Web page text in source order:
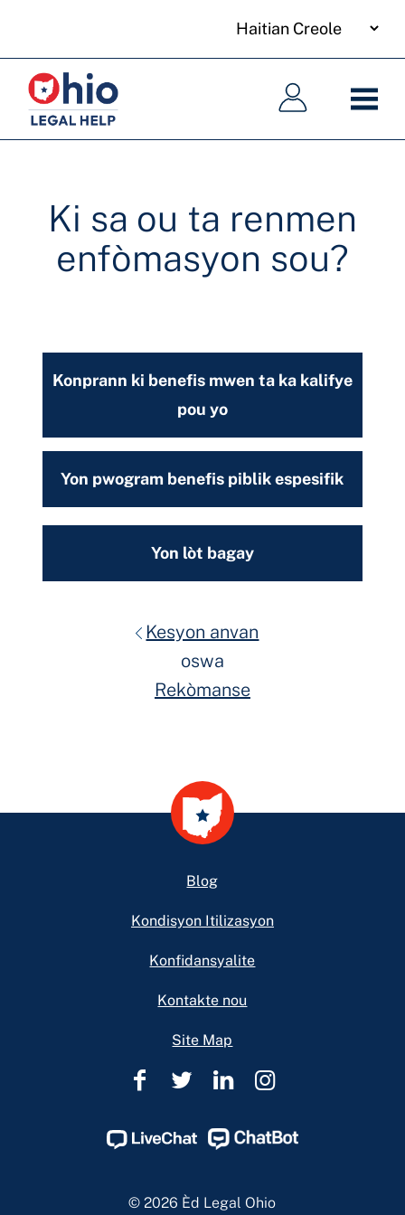
main
content
Meni
prensipal
Meni
prensipal
Ki sa ou ta renmen
enfòmasyon sou?
Konprann ki benefis mwen ta ka kalifye
pou yo
Yon pwogram benefis piblik espesifik
Yon lòt bagay
Kesyon anvan
oswa
Rekòmanse
Blog
Kondisyon Itilizasyon
Konfidansyalite
Kontakte nou
Site Map
Èd
Ohio
Page
Èd
Ohio
Page
Èd
Ohio
Page
Èd
Ohio
Page
© 2026 Èd Legal Ohio